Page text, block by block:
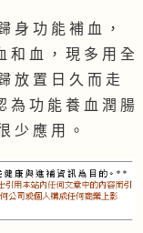
身 功 能 補 血 ，
和 血 ， 現 多 用 全
放 置 日 久 而 走
為 功 能 養 血 潤 腸
少 應 用 。